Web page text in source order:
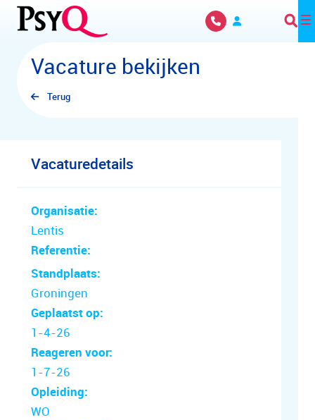
Overslaan en naar hoofdinhoud gaan
Vacature bekijken
Terug
Vacaturedetails
Organisatie:
Lentis
Referentie:
Standplaats:
Groningen
Geplaatst op:
1-4-26
Reageren voor:
1-7-26
Opleiding:
WO